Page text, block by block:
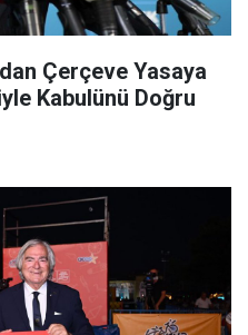
Çerçeve Yasaya
Kabulünü Doğru